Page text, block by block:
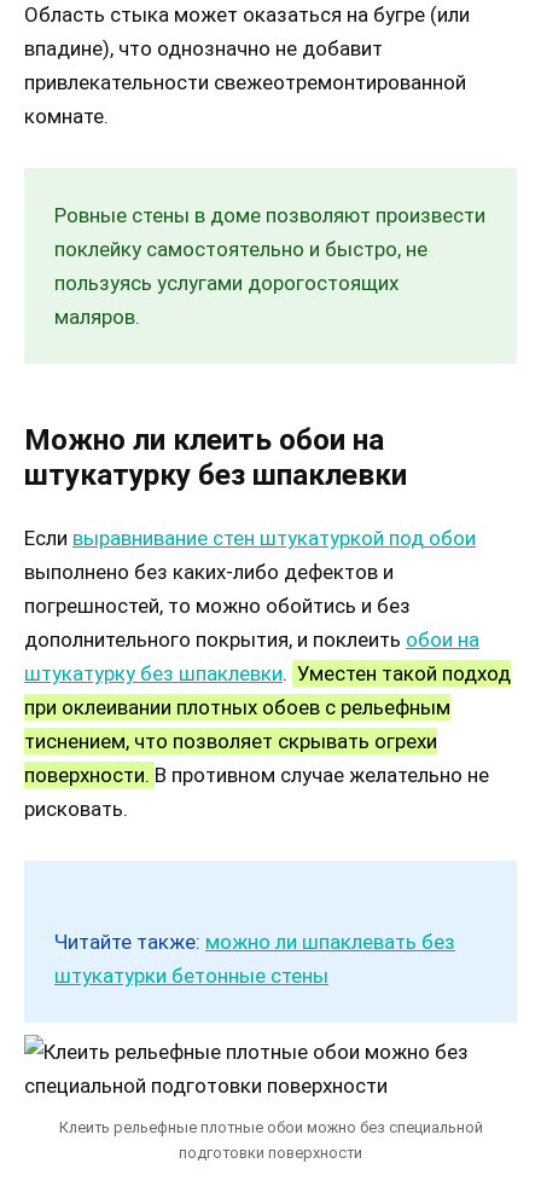
Область стыка может оказаться на бугре (или
впадине), что однозначно не добавит
привлекательности свежеотремонтированной
комнате.
Ровные стены в доме позволяют произвести
поклейку самостоятельно и быстро, не
пользуясь услугами дорогостоящих
маляров.
Можно ли клеить обои на
штукатурку без шпаклевки
Если выравнивание стен штукатуркой под обои
выполнено без каких-либо дефектов и
погрешностей, то можно обойтись и без
дополнительного покрытия, и поклеить обои на
штукатурку без шпаклевки. Уместен такой подход
при оклеивании плотных обоев с рельефным
тиснением, что позволяет скрывать огрехи
поверхности. В противном случае желательно не
рисковать.
Читайте также: можно ли шпаклевать без
штукатурки бетонные стены
Клеить рельефные плотные обои можно без специальной
подготовки поверхности